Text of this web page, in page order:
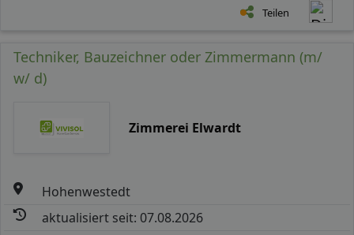
Teilen
Techniker, Bauzeichner oder Zimmermann (m/
w/ d)
Zimmerei Elwardt
Hohenwestedt
aktualisiert seit: 07.08.2026